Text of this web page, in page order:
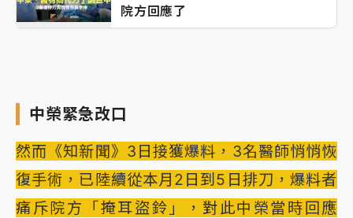
院方回應了
中榮緊急改口
然而《知新聞》3日接獲爆料，3名醫師悄悄恢
復手術，已陸續從本月2日到5日排刀，爆料者
痛斥院方「掩耳盜鈴」，對此中榮當時回應